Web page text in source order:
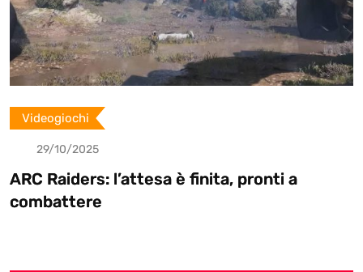
Videogiochi
29/10/2025
ARC Raiders: l’attesa è finita, pronti a
combattere